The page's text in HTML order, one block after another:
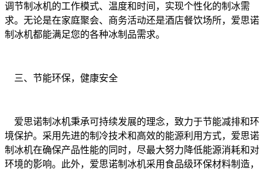
调节制冰机的工作模式、温度和时间，实现个性化的制冰需
求。无论是在家庭聚会、商务活动还是酒店餐饮场所，爱思诺
制冰机都能满足您的各种冰制品需求。
三、节能环保，健康安全
爱思诺制冰机秉承可持续发展的理念，致力于节能减排和环
境保护。采用先进的制冷技术和高效的能源利用方式，爱思诺
制冰机在确保产品性能的同时，尽最大努力降低能源消耗和对
环境的影响。此外，爱思诺制冰机采用食品级环保材料制造，